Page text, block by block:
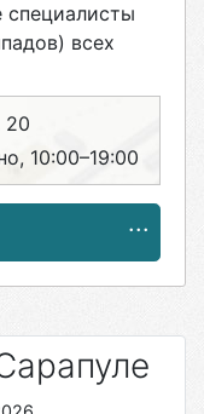
всех
20
10:00–19:00
23